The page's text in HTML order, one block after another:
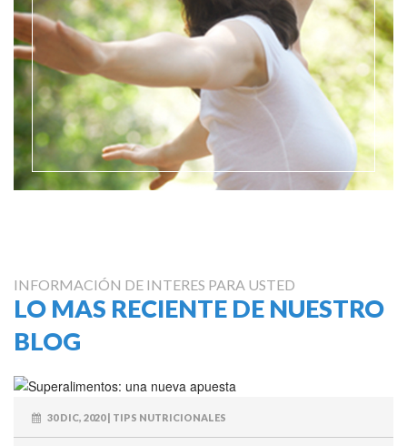
INFORMACIÓN DE INTERES PARA USTED
LO MAS RECIENTE DE NUESTRO
BLOG
30 DIC, 2020 | TIPS NUTRICIONALES